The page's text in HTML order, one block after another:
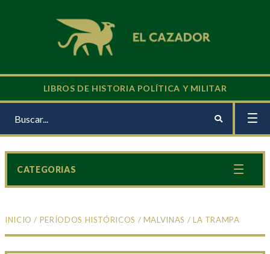
LIBROS DE HISTORIA POLÍTICA Y MILITAR
INICIO / PERÍODOS HISTÓRICOS / MALVINAS / LA TRAMPA
CATEGORIAS